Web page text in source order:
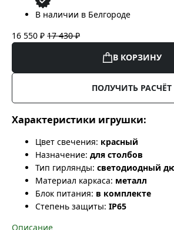
В наличии в Белгороде
16 550 ₽ 17 430 ₽
В КОРЗИНУ
ПОЛУЧИТЬ РАСЧЁТ
Характеристики игрушки:
Цвет свечения: красный
Назначение: для столбов
Тип гирлянды: светодиодный
Материал каркаса: металл
Блок питания: в комплекте
Степень защиты: IP65
Описание